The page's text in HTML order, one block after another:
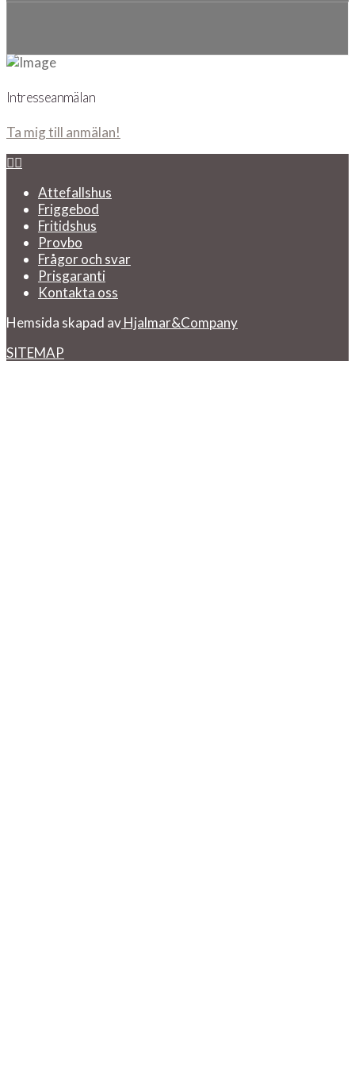
Intresseanmälan
Ta mig till anmälan!
Attefallshus
Friggebod
Fritidshus
Provbo
Frågor och svar
Prisgaranti
Kontakta oss
Hemsida skapad avHjalmar&Company
SITEMAP